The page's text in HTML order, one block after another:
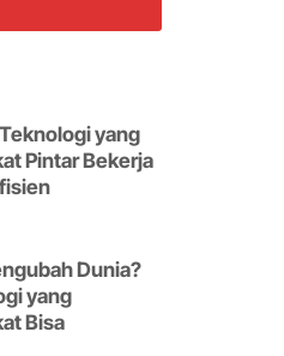
yang
Pintar Bekerja
Dunia?
yang
Bisa